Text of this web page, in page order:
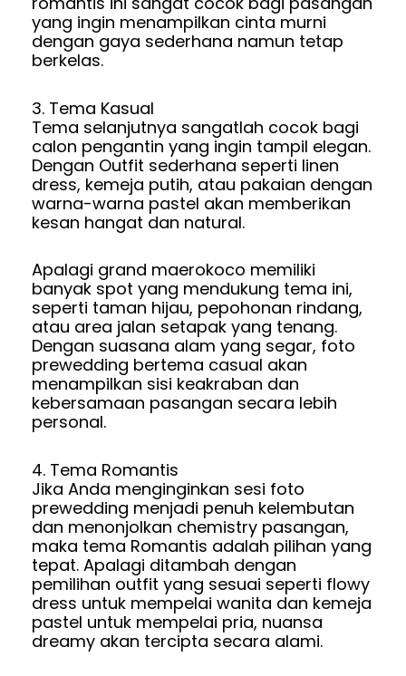
yang ingin menampilkan cinta murni
dengan gaya sederhana namun tetap
berkelas.
3. Tema Kasual
Tema selanjutnya sangatlah cocok bagi
calon pengantin yang ingin tampil elegan.
Dengan Outfit sederhana seperti linen
dress, kemeja putih, atau pakaian dengan
warna-warna pastel akan memberikan
kesan hangat dan natural.
Apalagi grand maerokoco memiliki
banyak spot yang mendukung tema ini,
seperti taman hijau, pepohonan rindang,
atau area jalan setapak yang tenang.
Dengan suasana alam yang segar, foto
prewedding bertema casual akan
menampilkan sisi keakraban dan
kebersamaan pasangan secara lebih
personal.
4. Tema Romantis
Jika Anda menginginkan sesi foto
prewedding menjadi penuh kelembutan
dan menonjolkan chemistry pasangan,
maka tema Romantis adalah pilihan yang
tepat. Apalagi ditambah dengan
pemilihan outfit yang sesuai seperti flowy
dress untuk mempelai wanita dan kemeja
pastel untuk mempelai pria, nuansa
dreamy akan tercipta secara alami.